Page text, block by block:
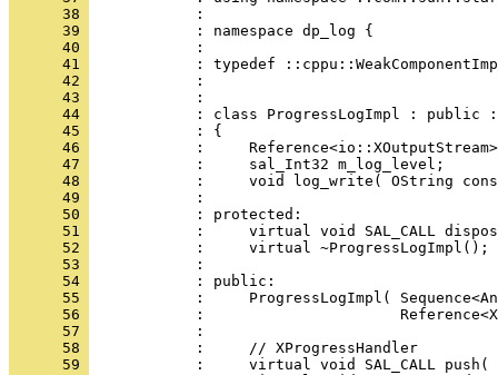
      38
      39
      40
      41
      42
      43
      44
      45
      46
      47
      48
      49
      50
      51
      52
      53
      54
      55
      56
      57
      58
      59